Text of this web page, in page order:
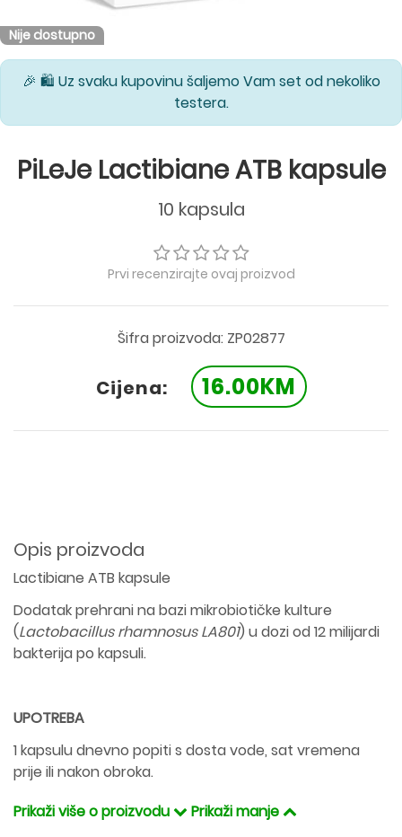
Nije dostupno
🎉 🛍️ Uz svaku kupovinu šaljemo Vam set od nekoliko
testera.
PiLeJe Lactibiane ATB kapsule
10 kapsula
Prvi recenzirajte ovaj proizvod
Šifra proizvoda: ZP02877
Cijena: 16.00KM
Opis proizvoda
Lactibiane ATB kapsule
Dodatak prehrani na bazi mikrobiotičke kulture
(Lactobacillus rhamnosus LA801) u dozi od 12 milijardi
bakterija po kapsuli.
UPOTREBA
1 kapsulu dnevno popiti s dosta vode, sat vremena
prije ili nakon obroka.
Prikaži više o proizvodu
Prikaži manje